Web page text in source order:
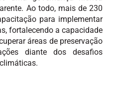
Ao todo, mais de 230
para implementar
fortalecendo a capacidade
áreas de preservação
diante dos desafios